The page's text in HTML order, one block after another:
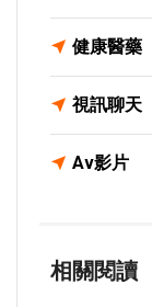
健康醫藥
視訊聊天
Av影片
相關閱讀